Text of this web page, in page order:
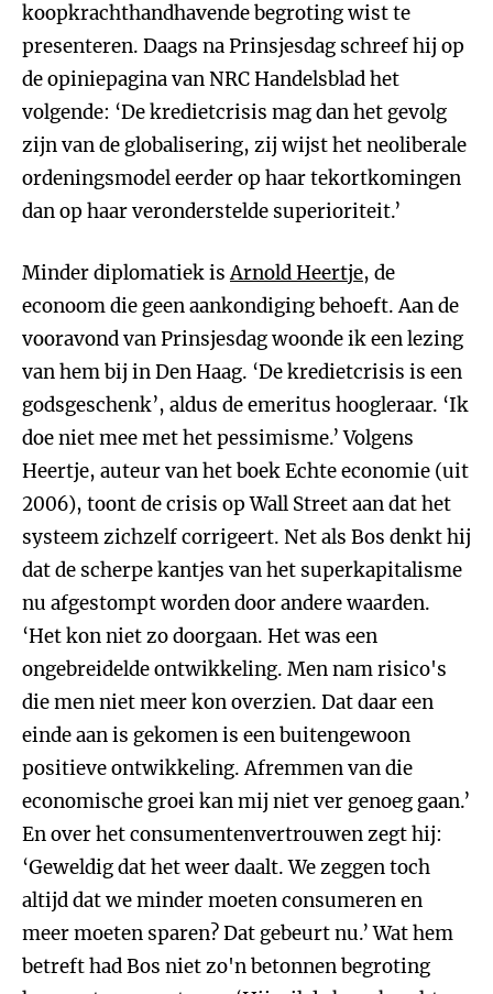
koopkrachthandhavende begroting wist te
presenteren. Daags na Prinsjesdag schreef hij op
de opiniepagina van NRC Handelsblad het
volgende: ‘De kredietcrisis mag dan het gevolg
zijn van de globalisering, zij wijst het neoliberale
ordeningsmodel eerder op haar tekortkomingen
dan op haar veronderstelde superioriteit.’
Minder diplomatiek isArnold Heertje, de
econoom die geen aankondiging behoeft. Aan de
vooravond van Prinsjesdag woonde ik een lezing
van hem bij in Den Haag. ‘De kredietcrisis is een
godsgeschenk’, aldus de emeritus hoogleraar. ‘Ik
doe niet mee met het pessimisme.’ Volgens
Heertje, auteur van het boek Echte economie (uit
2006), toont de crisis op Wall Street aan dat het
systeem zichzelf corrigeert. Net als Bos denkt hij
dat de scherpe kantjes van het superkapitalisme
nu afgestompt worden door andere waarden.
‘Het kon niet zo doorgaan. Het was een
ongebreidelde ontwikkeling. Men nam risico's
die men niet meer kon overzien. Dat daar een
einde aan is gekomen is een buitengewoon
positieve ontwikkeling. Afremmen van die
economische groei kan mij niet ver genoeg gaan.’
En over het consumentenvertrouwen zegt hij:
‘Geweldig dat het weer daalt. We zeggen toch
altijd dat we minder moeten consumeren en
meer moeten sparen? Dat gebeurt nu.’ Wat hem
betreft had Bos niet zo'n betonnen begroting